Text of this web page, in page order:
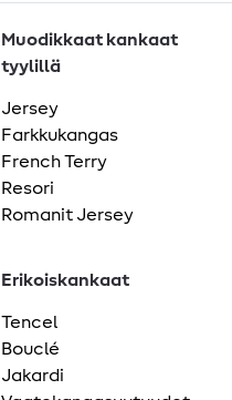
Muodikkaat kankaat
tyylillä
Jersey
Farkkukangas
French Terry
Resori
Romanit Jersey
Erikoiskankaat
Tencel
Bouclé
Jakardi